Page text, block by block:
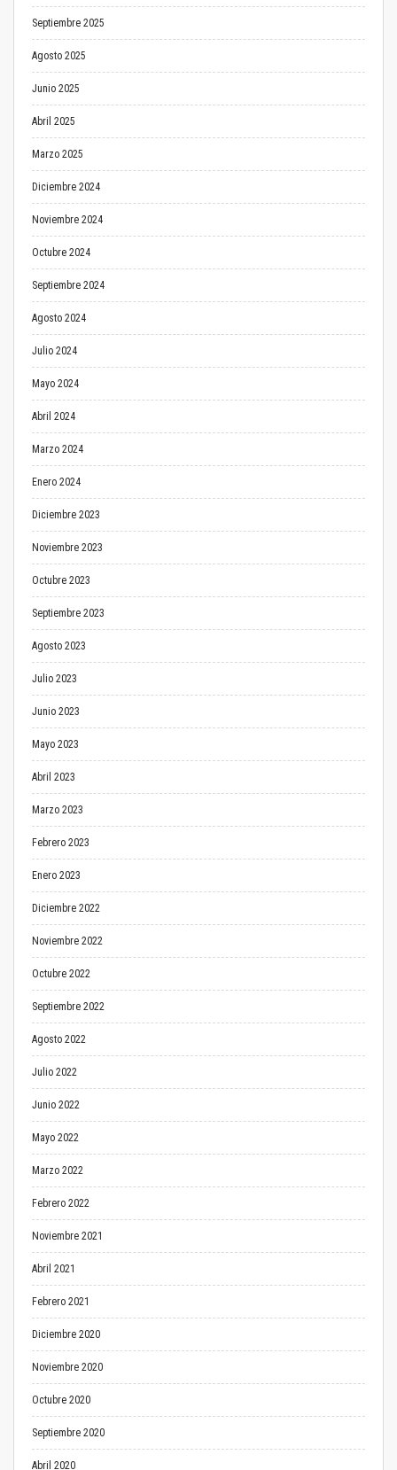
Septiembre 2025
Agosto 2025
Junio 2025
Abril 2025
Marzo 2025
Diciembre 2024
Noviembre 2024
Octubre 2024
Septiembre 2024
Agosto 2024
Julio 2024
Mayo 2024
Abril 2024
Marzo 2024
Enero 2024
Diciembre 2023
Noviembre 2023
Octubre 2023
Septiembre 2023
Agosto 2023
Julio 2023
Junio 2023
Mayo 2023
Abril 2023
Marzo 2023
Febrero 2023
Enero 2023
Diciembre 2022
Noviembre 2022
Octubre 2022
Septiembre 2022
Agosto 2022
Julio 2022
Junio 2022
Mayo 2022
Marzo 2022
Febrero 2022
Noviembre 2021
Abril 2021
Febrero 2021
Diciembre 2020
Noviembre 2020
Octubre 2020
Septiembre 2020
Abril 2020